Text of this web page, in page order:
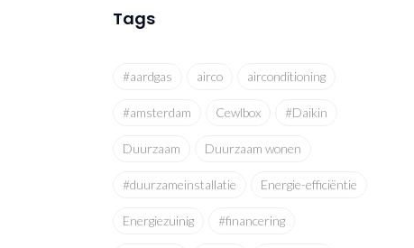
Tags
#aardgas airco airconditioning
#amsterdam Cewlbox #Daikin
Duurzaam Duurzaam wonen
#duurzameinstallatie Energie-efficiëntie
Energiezuinig #financering